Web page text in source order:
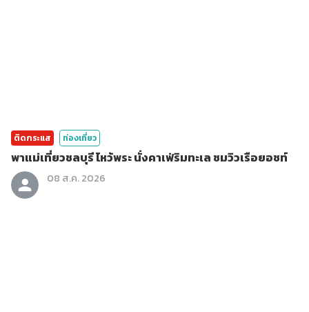
ติดกระแส ท่องเที่ยว
พาแม่เที่ยวชลบุรี ไหว้พระ นั่งคาเฟ่ริมทะเล ชมวิวเรือยอชท์
08 ส.ค. 2026